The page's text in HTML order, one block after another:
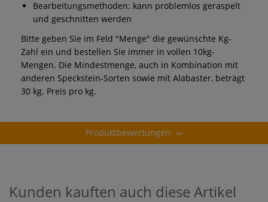
Bearbeitungsmethoden: kann problemlos geraspelt
und geschnitten werden
Bitte geben Sie im Feld "Menge" die gewünschte Kg-
Zahl ein und bestellen Sie immer in vollen 10kg-
Mengen. Die Mindestmenge, auch in Kombination mit
anderen Speckstein-Sorten sowie mit Alabaster, beträgt
30 kg. Preis pro kg.
Produktbewertungen
Kunden kauften auch diese Artikel